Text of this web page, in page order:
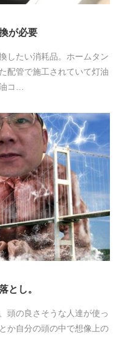
が必要
したい消耗品。ホームタン
配管で施工されていて灯油
コ…
とし。
頭の良さそうな人達が使っ
か自分の頭の中で想像上の